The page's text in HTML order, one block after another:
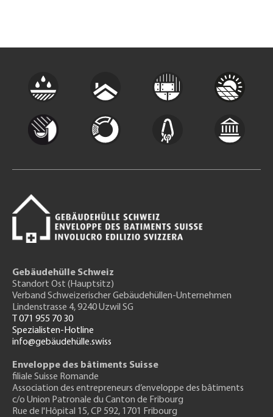
Gebäudehülle Schweiz
Standort Ost (Hauptsitz)
Verband Schweizerischer Gebäudehüllen-Unternehmen
Lindenstrasse 4, 9240 Uzwil SG
T 071 955 70 30
Spezialisten-Hotline
info@gebäudehülle.swiss
Enveloppe des bâtiments Suisse
filiale Suisse Romande
Association des entrepreneurs d’enveloppe des bâtiments
c/o Union Patronale du Canton de Fribourg
Rue de l'Hôpital 15, CP 592, 1701 Fribourg